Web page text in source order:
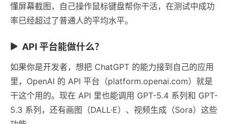
懂屏幕截图，自己操作鼠标键盘帮你干活，在测试中成功
率已经超过了普通人的平均水平。
API 平台能做什么？
如果你是开发者，想把 ChatGPT 的能力接到自己的应用
里，OpenAI 的 API 平台（platform.openai.com）就是
干这个用的。现在 API 里也能调用 GPT-5.4 系列和 GPT-
5.3 系列，还有画图（DALL·E）、视频生成（Sora）这些